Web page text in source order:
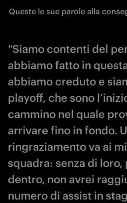
Queste le sue parole alla
“Siamo contenti del
abbiamo fatto in
abbiamo creduto e
playoff, che sono
cammino nel quale
arrivare fino in fondo.
ringraziamento va ai
squadra: senza di
dentro, non avrei
numero di assist in